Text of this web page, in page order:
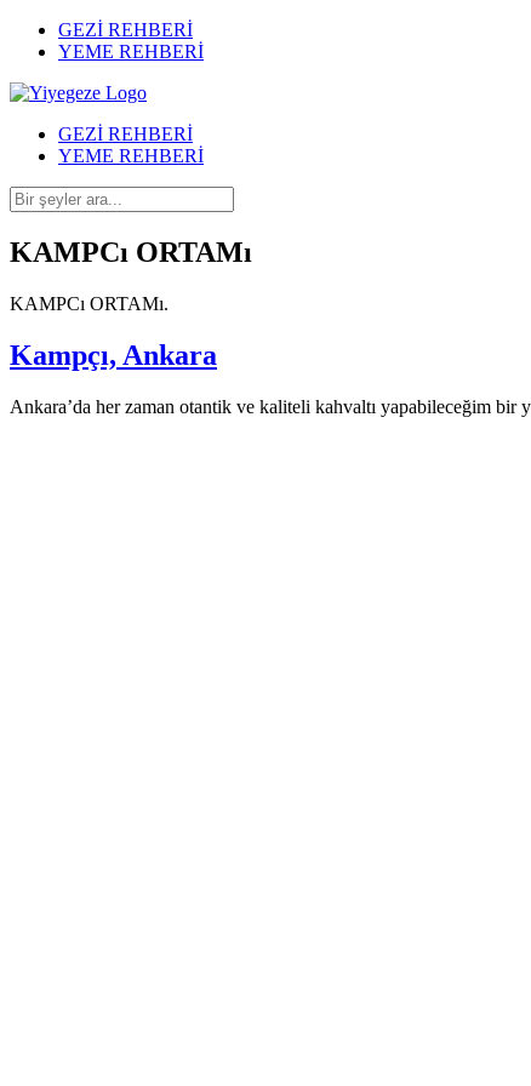
GEZİ REHBERİ
YEME REHBERİ
GEZİ REHBERİ
YEME REHBERİ
KAMPCı ORTAMı
KAMPCı ORTAMı.
Kampçı, Ankara
Ankara’da her zaman otantik ve kaliteli kahvaltı yapabileceğim